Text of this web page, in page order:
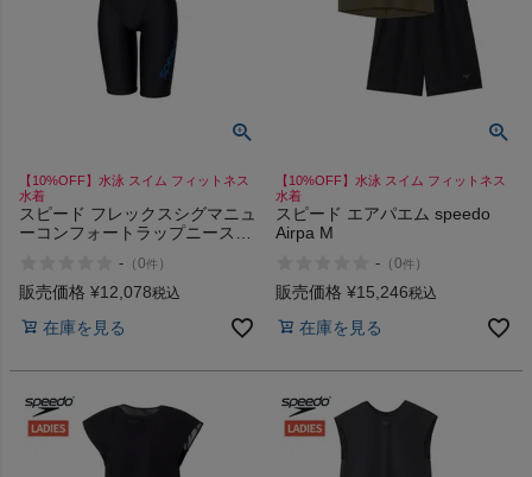
【10%OFF】水泳 スイム フィットネス
水着
スピード フレックスシグマニュ
ーコンフォートラップニースキ
Lap Kneeskin- （0件 ）
販売価格 ¥12,078税込
在庫を見る
【10%OFF】水泳 スイム フィットネス
水着
スピード エアパエム speedo
Airpa M
- （0件 ）
販売価格 ¥15,246税込
在庫を見る